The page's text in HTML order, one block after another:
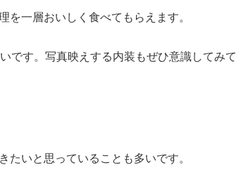
を一層おいしく食べてもらえます。
です。写真映えする内装もぜひ意識してみて
たいと思っていることも多いです。